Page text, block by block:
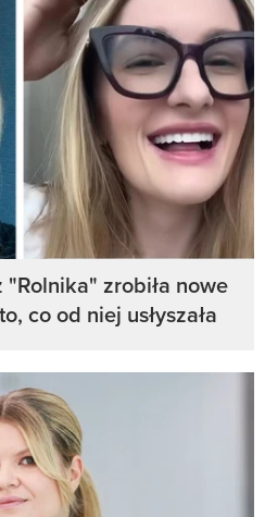
zrobiła nowe
co od niej usłyszała